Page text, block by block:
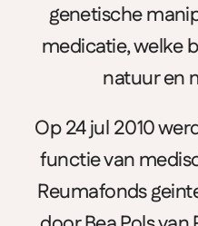
genetische
medicatie, welke
natuur en
Op 24 jul 2010
functie van
Reumafonds